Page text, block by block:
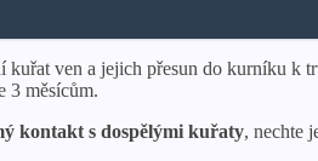
kuřat ven a jejich přesun do kurníku k
3 měsícům.
kontakt s dospělými kuřaty, nechte